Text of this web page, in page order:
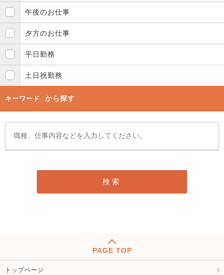
午後のお仕事
夕方のお仕事
平日勤務
土日祝勤務
キーワード から探す
PAGE TOP
トップページ